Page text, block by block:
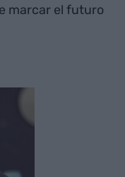
marcar el futuro